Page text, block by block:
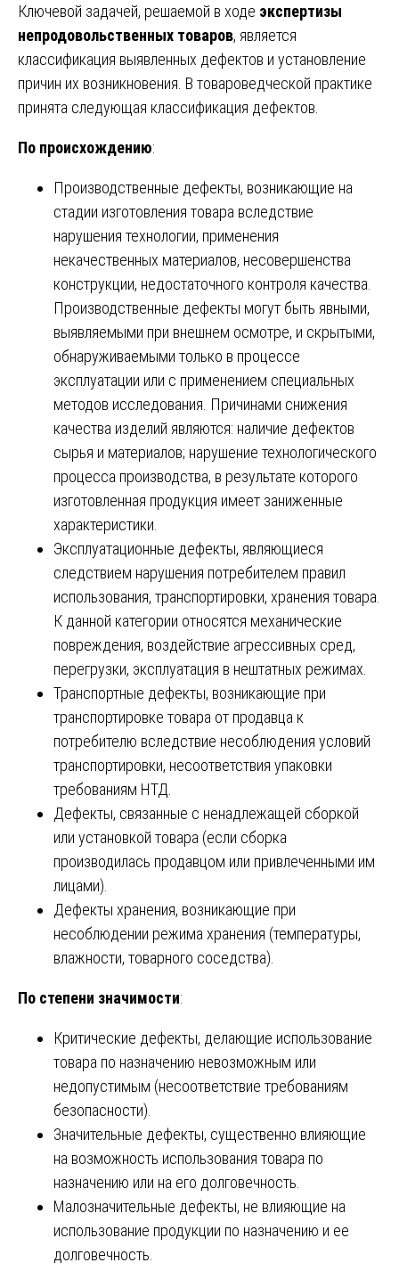
Ключевой задачей, решаемой в ходе экспертизы
непродовольственных товаров, является
классификация выявленных дефектов и установление
причин их возникновения. В товароведческой практике
принята следующая классификация дефектов.
По происхождению:
Производственные дефекты, возникающие на
стадии изготовления товара вследствие
нарушения технологии, применения
некачественных материалов, несовершенства
конструкции, недостаточного контроля качества.
Производственные дефекты могут быть явными,
выявляемыми при внешнем осмотре, и скрытыми,
обнаруживаемыми только в процессе
эксплуатации или с применением специальных
методов исследования. Причинами снижения
качества изделий являются: наличие дефектов
сырья и материалов; нарушение технологического
процесса производства, в результате которого
изготовленная продукция имеет заниженные
характеристики.
Эксплуатационные дефекты, являющиеся
следствием нарушения потребителем правил
использования, транспортировки, хранения товара.
К данной категории относятся механические
повреждения, воздействие агрессивных сред,
перегрузки, эксплуатация в нештатных режимах.
Транспортные дефекты, возникающие при
транспортировке товара от продавца к
потребителю вследствие несоблюдения условий
транспортировки, несоответствия упаковки
требованиям НТД.
Дефекты, связанные с ненадлежащей сборкой
или установкой товара (если сборка
производилась продавцом или привлеченными им
лицами).
Дефекты хранения, возникающие при
несоблюдении режима хранения (температуры,
влажности, товарного соседства).
По степени значимости:
Критические дефекты, делающие использование
товара по назначению невозможным или
недопустимым (несоответствие требованиям
безопасности).
Значительные дефекты, существенно влияющие
на возможность использования товара по
назначению или на его долговечность.
Малозначительные дефекты, не влияющие на
использование продукции по назначению и ее
долговечность.